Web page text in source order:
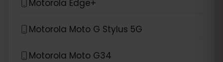
Motorola Edge+
Motorola Moto G Stylus 5G
Motorola Moto G34